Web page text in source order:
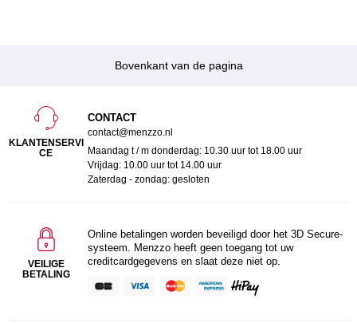
Bovenkant van de pagina
KLANTENSERVI
CE
CONTACT
contact@menzzo.nl
Maandag t / m donderdag: 10.30 uur tot 18.00 uur
Vrijdag: 10.00 uur tot 14.00 uur
Zaterdag - zondag: gesloten
VEILIGE
BETALING
Online betalingen worden beveiligd door het 3D Secure-
systeem. Menzzo heeft geen toegang tot uw
creditcardgegevens en slaat deze niet op.